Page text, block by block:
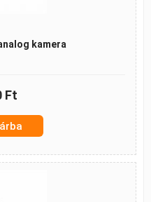
kamera
Ft